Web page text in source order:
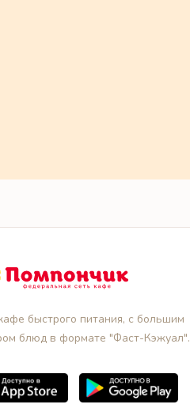
быстрого питания, с большим
блюд в формате "Фаст-Кэжуал".